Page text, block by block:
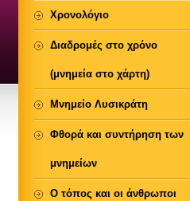
Χρονολόγιο
Διαδρομές στο χρόνο
(μνημεία στο χάρτη)
Μνημείο Λυσικράτη
Φθορά και συντήρηση των
μνημείων
Ο τόπος και οι άνθρωποι